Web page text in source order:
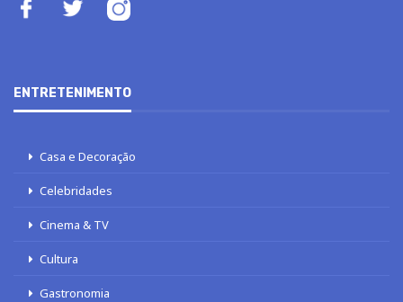
ENTRETENIMENTO
Casa e Decoração
Celebridades
Cinema & TV
Cultura
Gastronomia